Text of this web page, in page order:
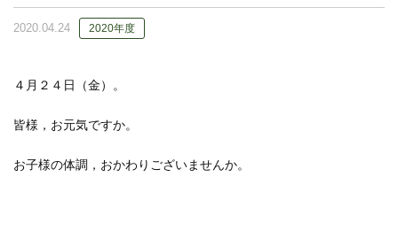
2020.04.24 2020年度
４月２４日（金）。
皆様，お元気ですか。
お子様の体調，おかわりございませんか。